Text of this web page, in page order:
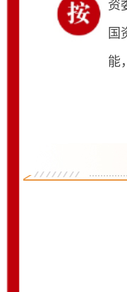
资
国
能